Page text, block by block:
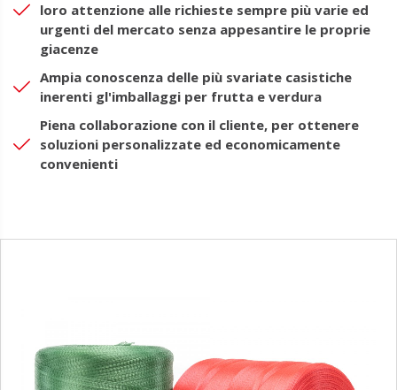
loro attenzione alle richieste sempre più varie ed
urgenti del mercato senza appesantire le proprie
giacenze
Ampia conoscenza delle più svariate casistiche
inerenti gl'imballaggi per frutta e verdura
Piena collaborazione con il cliente, per ottenere
soluzioni personalizzate ed economicamente
convenienti